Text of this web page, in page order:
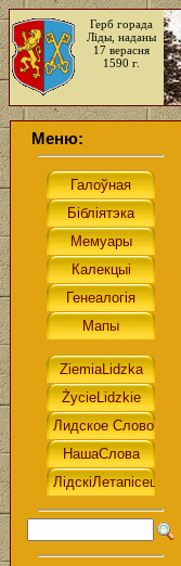
Герб горада
Ліды, наданы
17 верасня
1590 г.
Меню: